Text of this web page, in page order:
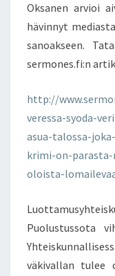
Oksanen arvioi
hävinnyt
sanoakseen.
sermones.fi:n
http://
veressa-syoda-
asua-talossa-
krimi-on-
oloista-
Puolustussota
väkivallan tulee